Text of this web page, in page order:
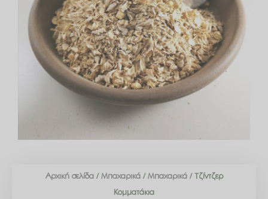
Αρχική σελίδα/ Μπαχαρικά/ Μπαχαρικά/ Τζίντζερ
Κομματάκια